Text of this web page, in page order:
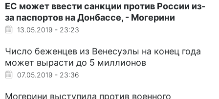
ЕС может ввести санкции против России из-
за паспортов на Донбассе, - Могерини
13.05.2019 - 23:23
Число беженцев из Венесуэлы на конец года
может вырасти до 5 миллионов
07.05.2019 - 23:36
Могерини выступила против военного